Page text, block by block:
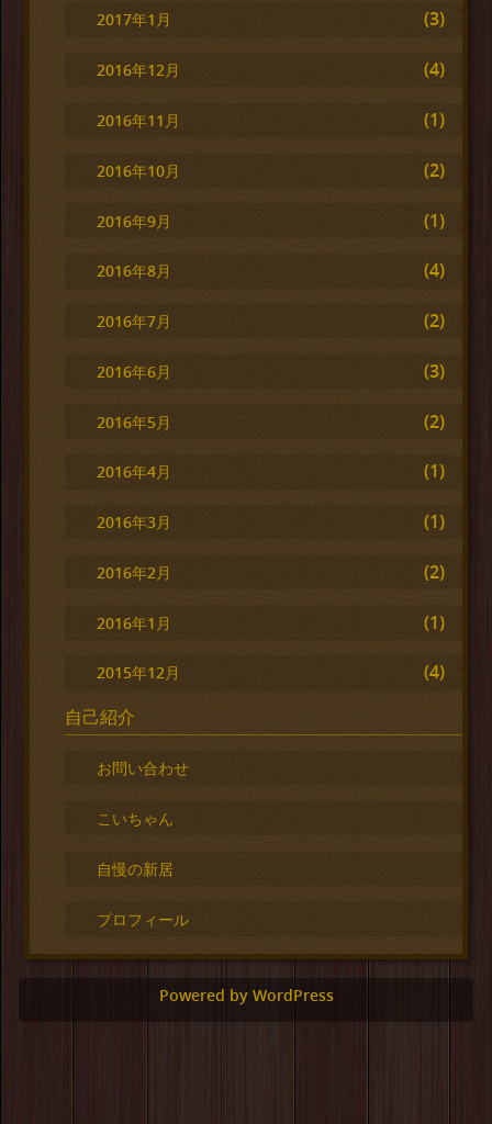
2017年1月 (3)
2016年12月 (4)
2016年11月 (1)
2016年10月 (2)
2016年9月 (1)
2016年8月 (4)
2016年7月 (2)
2016年6月 (3)
2016年5月 (2)
2016年4月 (1)
2016年3月 (1)
2016年2月 (2)
2016年1月 (1)
2015年12月
(4)
自己紹介
お問い合わせ
こいちゃん
自慢の新居
プロフィール
Powered by WordPress